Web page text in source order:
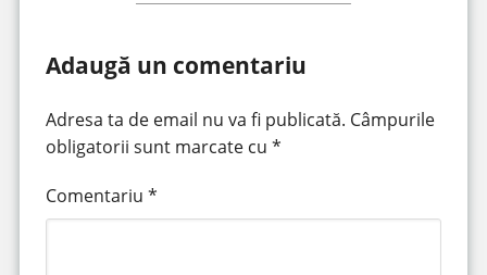
Adaugă un comentariu
Adresa ta de email nu va fi publicată. Câmpurile
obligatorii sunt marcate cu *
Comentariu *